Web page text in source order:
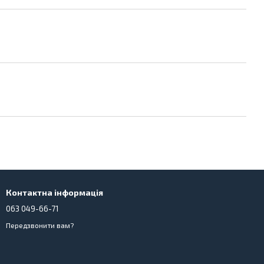
Контактна інформація
063 049-66-71
Передзвонити вам?